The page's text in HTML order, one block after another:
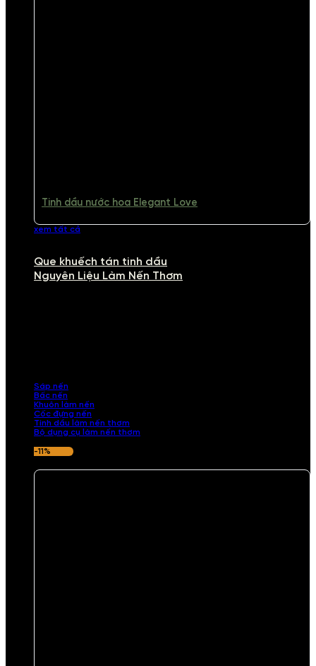
Tinh dầu nước hoa Elegant Love
xem tất cả
Que khuếch tán tinh dầu
Nguyên Liệu Làm Nến Thơm
Sáp nến
Bấc nến
Khuôn làm nến
Cốc đựng nến
Tinh dầu làm nến thơm
Bộ dụng cụ làm nến thơm
-11%